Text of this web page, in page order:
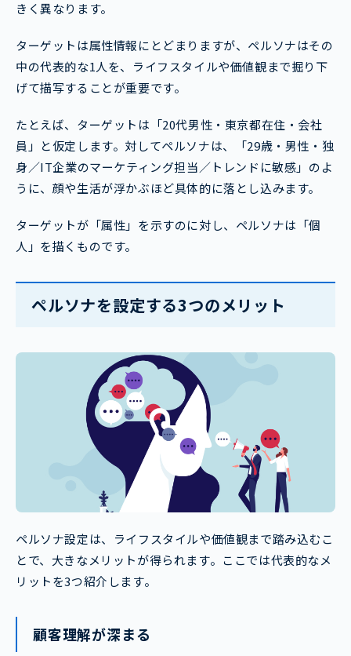
きく異なります。
ターゲットは属性情報にとどまりますが、ペルソナはその
中の代表的な1人を、ライフスタイルや価値観まで掘り下
げて描写することが重要です。
たとえば、ターゲットは「20代男性・東京都在住・会社
員」と仮定します。対してペルソナは、「29歳・男性・独
身／IT企業のマーケティング担当／トレンドに敏感」のよ
うに、顔や生活が浮かぶほど具体的に落とし込みます。
ターゲットが「属性」を示すのに対し、ペルソナは「個
人」を描くものです。
ペルソナを設定する3つのメリット
ペルソナ設定は、ライフスタイルや価値観まで踏み込むこ
とで、大きなメリットが得られます。ここでは代表的なメ
リットを3つ紹介します。
顧客理解が深まる